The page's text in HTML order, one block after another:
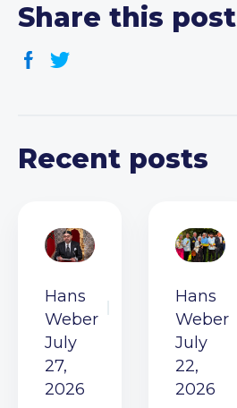
Share this post
Recent posts
Hans
Weber
July
27,
2026
Hans
Weber
July
22,
2026